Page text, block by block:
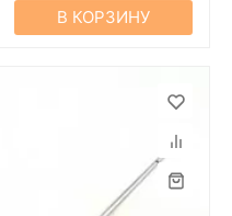
В КОРЗИНУ